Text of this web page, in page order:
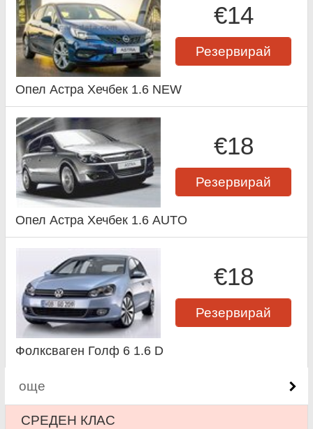
€14
Резервирай
Опел Астра Хечбек 1.6 NEW
€18
Резервирай
Опел Астра Хечбек 1.6 AUTO
€18
Резервирай
Фолксваген Голф 6 1.6 D
още
СРЕДЕН КЛАС